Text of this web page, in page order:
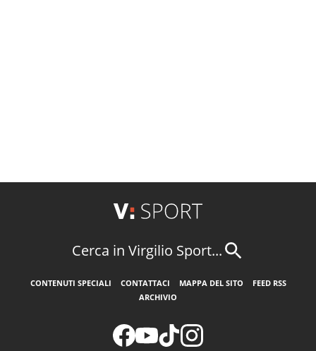
Cerca in Virgilio Sport...
CONTENUTI SPECIALI CONTATTACI MAPPA DEL SITO
FEED RSS
ARCHIVIO